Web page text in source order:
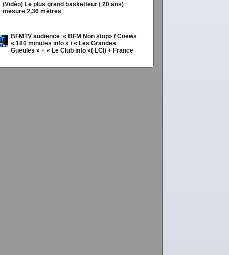
(Vidéo) Le plus grand basketteur ( 20 ans)
mesure 2,36 mètres
BFMTV audience « BFM Non stop» / Cnews
« 180 minutes info » / « Les Grandes
Gueules » + « Le Club info »( LCI) + France